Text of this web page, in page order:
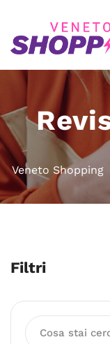
Veneto Shopping
Filtri